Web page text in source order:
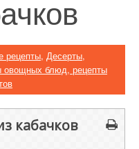
рецепты, Десерты,
овощных блюд, рецепты
кабачков